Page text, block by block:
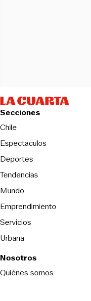
Secciones
Chile
Espectaculos
Deportes
Tendencias
Mundo
Emprendimiento
Servicios
Urbana
Nosotros
Quiénes somos